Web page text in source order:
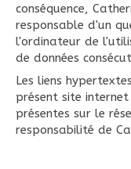
conséquence,
responsable d'un
l'ordinateur de
de données
Les liens
présent site
présentes sur le
responsabilité de